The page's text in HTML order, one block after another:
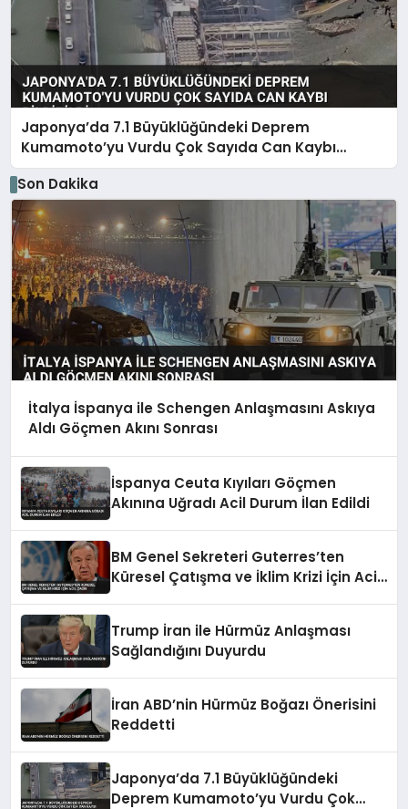
Japonya’da 7.1 Büyüklüğündeki Deprem
Kumamoto’yu Vurdu Çok Sayıda Can Kaybı
Bildirildi
Son Dakika
İtalya İspanya ile Schengen Anlaşmasını Askıya
Aldı Göçmen Akını Sonrası
İspanya Ceuta Kıyıları Göçmen
Akınına Uğradı Acil Durum İlan Edildi
BM Genel Sekreteri Guterres’ten
Küresel Çatışma ve İklim Krizi İçin Acil
Trump İran ile Hürmüz Anlaşması
Sağlandığını Duyurdu
İran ABD’nin Hürmüz Boğazı Önerisini
Reddetti
Japonya’da 7.1 Büyüklüğündeki
Deprem Kumamoto’yu Vurdu Çok